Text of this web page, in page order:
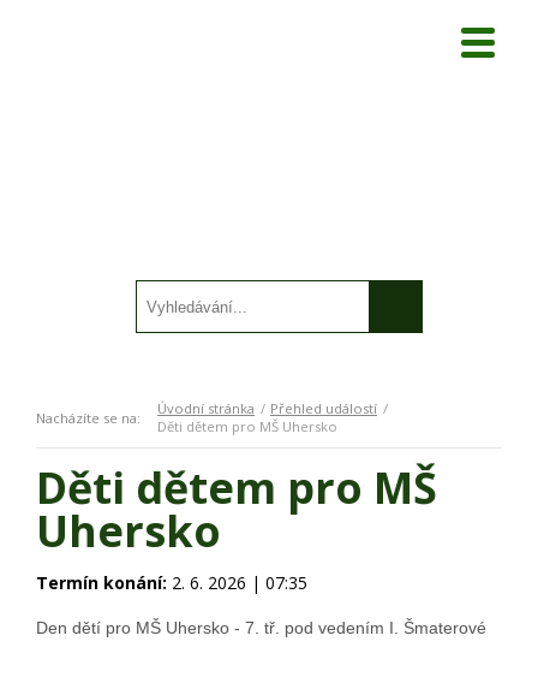
Nacházíte se na: Úvodní stránka
Přehled událostí
Děti dětem pro MŠ Uhersko
Děti dětem pro MŠ
Uhersko
Termín konání: 2. 6. 2026 | 07:35
Den dětí pro MŠ Uhersko - 7. tř. pod vedením I. Šmaterové